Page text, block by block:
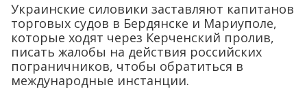
Украинские силовики заставляют капитанов
торговых судов в Бердянске и Мариуполе,
которые ходят через Керченский пролив,
писать жалобы на действия российских
пограничников, чтобы обратиться в
международные инстанции.